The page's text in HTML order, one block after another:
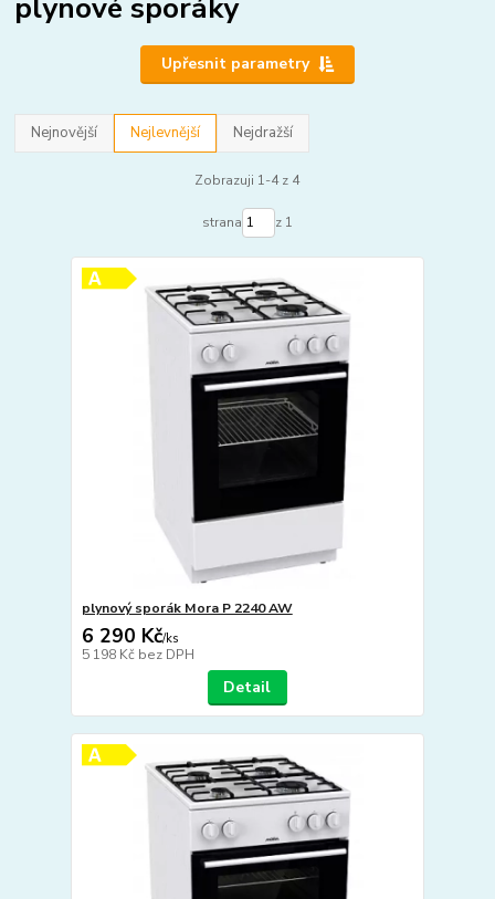
Upřesnit parametry
Nejnovější Nejlevnější Nejdražší
Zobrazuji 1-4 z 4
strana z 1
plynový sporák Mora P 2240 AW
6 290 Kč/ks
5 198 Kč bez DPH
Detail